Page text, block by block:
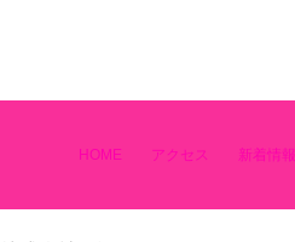
HOME アクセス 新着情報